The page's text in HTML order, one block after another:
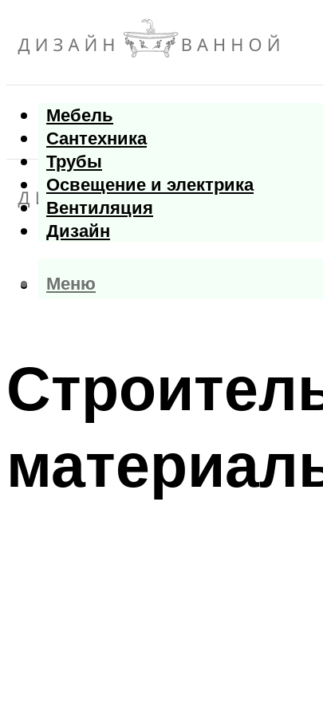
Мебель
Сантехника
Трубы
Освещение и электрика
Вентиляция
Дизайн
Меню
Меню